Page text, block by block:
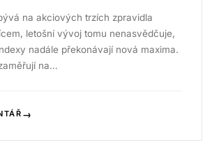
na akciových trzích zpravidla
letošní vývoj tomu nenasvědčuje,
nadále překonávají nová maxima.
na…
→